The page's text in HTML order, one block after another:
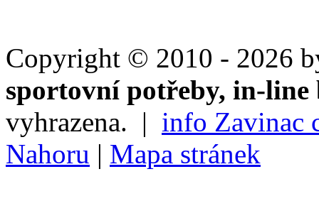
Copyright © 2010 - 2026
sportovní potřeby, in-line
vyhrazena. | info Zavinac
Nahoru | Mapa stránek